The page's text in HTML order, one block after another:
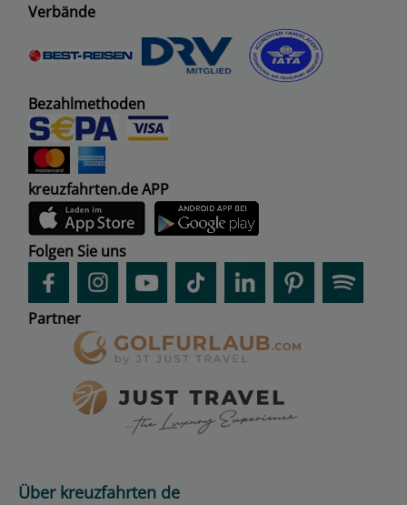
Verbände
Bezahlmethoden
kreuzfahrten.de APP
Folgen Sie uns
Partner
Über kreuzfahrten de